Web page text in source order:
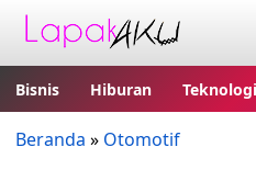
Bisnis Hiburan Teknologi
Beranda » Otomotif